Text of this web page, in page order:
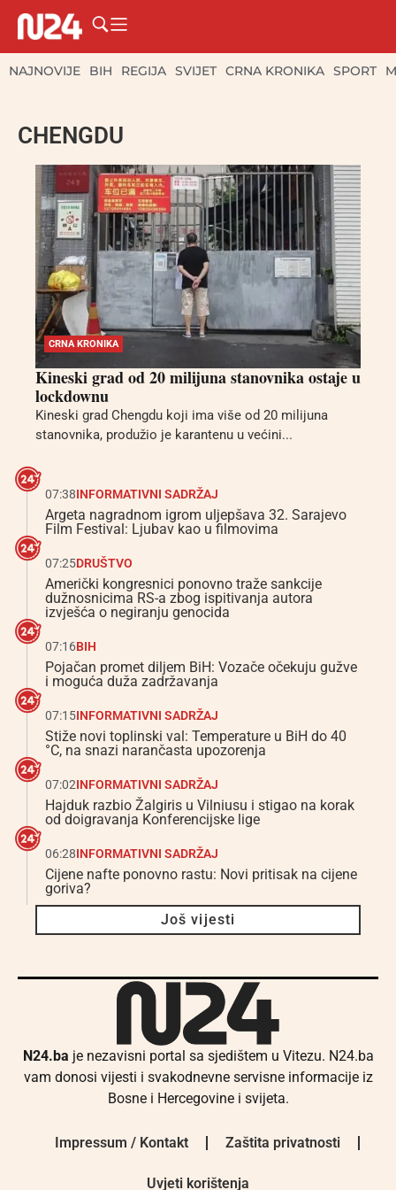
NAJNOVIJE BIH REGIJA SVIJET CRNA KRONIKA SPORT
CHENGDU
CRNA KRONIKA
Kineski grad od 20 milijuna stanovnika ostaje u
lockdownu
Kineski grad Chengdu koji ima više od 20 milijuna
stanovnika, produžio je karantenu u većini...
07:38INFORMATIVNI SADRŽAJ
Argeta nagradnom igrom uljepšava 32. Sarajevo
Film Festival: Ljubav kao u filmovima
07:25DRUŠTVO
Američki kongresnici ponovno traže sankcije
dužnosnicima RS-a zbog ispitivanja autora
izvješća o negiranju genocida
07:16BIH
Pojačan promet diljem BiH: Vozače očekuju gužve
i moguća duža zadržavanja
07:15INFORMATIVNI SADRŽAJ
Stiže novi toplinski val: Temperature u BiH do 40
°C, na snazi narančasta upozorenja
07:02INFORMATIVNI SADRŽAJ
Hajduk razbio Žalgiris u Vilniusu i stigao na korak
od doigravanja Konferencijske lige
06:28INFORMATIVNI SADRŽAJ
Cijene nafte ponovno rastu: Novi pritisak na cijene
goriva?
Još vijesti
N24.ba je nezavisni portal sa sjedištem u Vitezu. N24.ba
vam donosi vijesti i svakodnevne servisne informacije iz
Bosne i Hercegovine i svijeta.
Impressum / Kontakt Zaštita privatnosti
Uvjeti korištenja